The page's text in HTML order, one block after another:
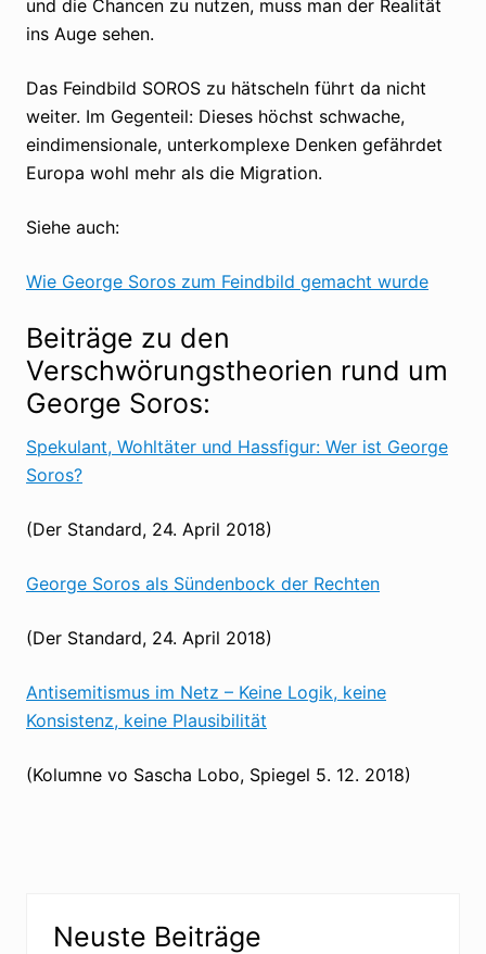
und die Chancen zu nutzen, muss man der Realität
ins Auge sehen.
Das Feindbild SOROS zu hätscheln führt da nicht
weiter. Im Gegenteil: Dieses höchst schwache,
eindimensionale, unterkomplexe Denken gefährdet
Europa wohl mehr als die Migration.
Siehe auch:
Wie George Soros zum Feindbild gemacht wurde
Beiträge zu den
Verschwörungstheorien rund um
George Soros:
Spekulant, Wohltäter und Hassfigur: Wer ist George
Soros?
(Der Standard, 24. April 2018)
George Soros als Sündenbock der Rechten
(Der Standard, 24. April 2018)
Antisemitismus im Netz – Keine Logik, keine
Konsistenz, keine Plausibilität
(Kolumne vo Sascha Lobo, Spiegel 5. 12. 2018)
Neuste Beiträge